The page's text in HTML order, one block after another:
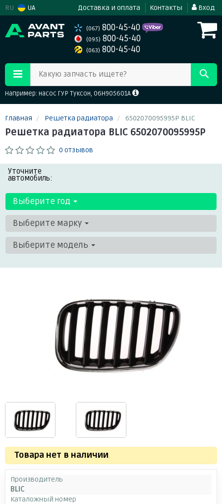
RU UA Доставка и оплата Контакты Вход
(067) 800-45-40
(095) 800-45-40
(063) 800-45-40
Какую запчасть ищете?
Например: насос ГУР Туксон, 06H905601A
Главная Решетка радиатора 6502070095995P BLIC
Решетка радиатора BLIC 6502070095995P
0 отзывов
Уточните
автомобиль:
Выберите год
Выберите марку
Выберите модель
Товара нет в наличии.
Производитель
BLIC
Каталожный номер